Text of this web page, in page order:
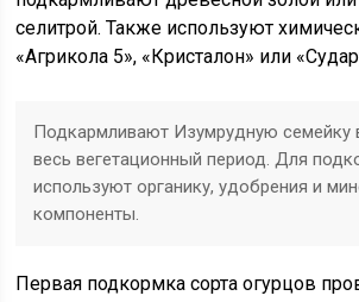
селитрой. Также используют
«Агрикола 5», «Кристалон» или
Подкармливают Изумрудную семейку
весь вегетационный период. Для
используют органику, удобрения и
компоненты.
Первая подкормка сорта огурцов